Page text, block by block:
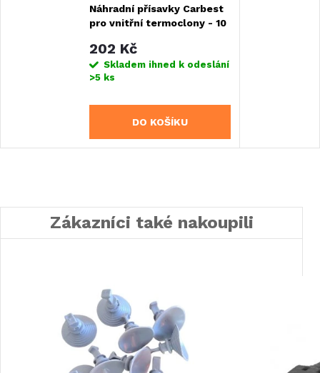
Náhradní přísavky Carbest
pro vnitřní termoclony - 10
202 Kč
Skladem ihned k odeslání
>5 ks
DO KOŠÍKU
Zákazníci také nakoupili